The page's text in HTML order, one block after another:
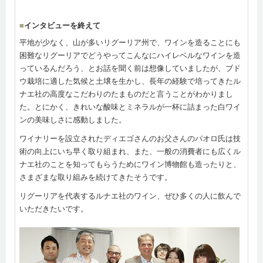
■インタビューを終えて
平地が少なく、山が多いリグーリア州で、ワインを造ることにも
困難なリグーリアでどうやってこんなにハイレベルなワインを造
っているんだろう、とお話を聞く前は想像していましたが、ブド
ウ栽培に適した気候と土壌を生かし、長年の経験で培ってきたル
ナエ社の高度なこだわりのたまものだと言うことがわかりまし
た。とにかく、きれいな酸味とミネラルが一杯に詰まった白ワイ
ンの美味しさに感動しました。
ワイナリーを設立されたディエゴさんのお父さんのパオロ氏は技
術の向上にいち早く取り組まれ、また、一般の消費者にも広くル
ナエ社のことを知ってもらうためにワイン博物館も造ったりと、
さまざまな取り組みを続けてきたそうです。
リグーリアを代表するルナエ社のワイン、ぜひ多くの人に飲んで
いただきたいです。